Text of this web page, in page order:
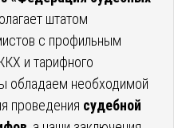
штатом
с профильным
и тарифного
обладаем необходимой
проведения судебной